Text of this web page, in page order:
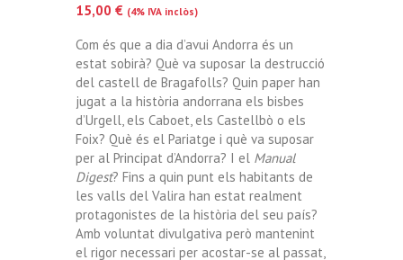
15,00 € (4% IVA inclòs)
Com és que a dia d’avui Andorra és un
estat sobirà? Què va suposar la destrucció
del castell de Bragafolls? Quin paper han
jugat a la història andorrana els bisbes
d’Urgell, els Caboet, els Castellbò o els
Foix? Què és el Pariatge i què va suposar
per al Principat d’Andorra? I el Manual
Digest? Fins a quin punt els habitants de
les valls del Valira han estat realment
protagonistes de la història del seu país?
Amb voluntat divulgativa però mantenint
el rigor necessari per acostar-se al passat,